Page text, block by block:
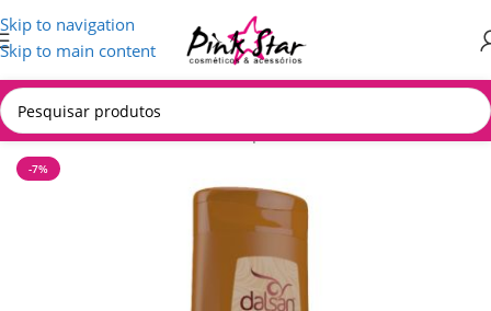
Skip to navigation
Skip to main content
Início/CABELOS/Tratamento Capilares
-7%